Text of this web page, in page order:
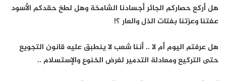
هل أركع حصاركم الجائر أجسادنا الشامخة وهل لطخ حقدكم الأسود
عفتنا وعزتنا بفتات الذل والعار ؟!
هل عرفتم اليوم أم لا .. أننا شعب لا ينطبق عليه قانون التجويع
حتى التركيع ومعادلة التدمير لفرض الخنوع والإستسلام ..